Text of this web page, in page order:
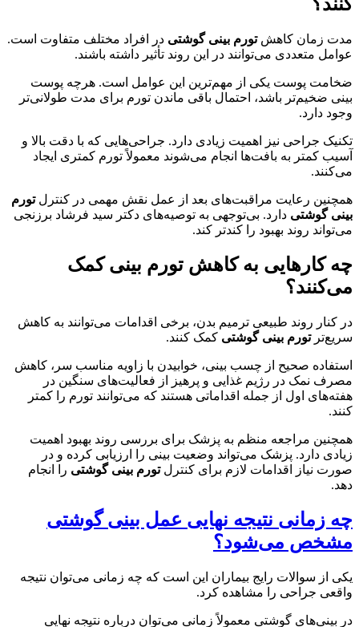
کنند؟
مدت زمان کاهشتورم بینی گوشتی در افراد مختلف متفاوت است.
عوامل متعددی می‌توانند در این روند تأثیر داشته باشند.
ضخامت پوست یکی از مهم‌ترین این عوامل است. هرچه پوست
بینی ضخیم‌تر باشد، احتمال باقی ماندن تورم برای مدت طولانی‌تر
وجود دارد.
تکنیک جراحی نیز اهمیت زیادی دارد. جراحی‌هایی که با دقت بالا و
آسیب کمتر به بافت‌ها انجام می‌شوند معمولاً تورم کمتری ایجاد
می‌کنند.
همچنین رعایت مراقبت‌های بعد از عمل نقش مهمی در کنترلتورم
بینی گوشتی دارد. بی‌توجهی به توصیه‌های دکتر سید فرشاد برزنجی
می‌تواند روند بهبود را کندتر کند.
چه کارهایی به کاهش تورم بینی کمک
می‌کنند؟
در کنار روند طبیعی ترمیم بدن، برخی اقدامات می‌توانند به کاهش
سریع‌ترتورم بینی گوشتی کمک کنند.
استفاده صحیح از چسب بینی، خوابیدن با زاویه مناسب سر، کاهش
مصرف نمک در رژیم غذایی و پرهیز از فعالیت‌های سنگین در
هفته‌های اول از جمله اقداماتی هستند که می‌توانند تورم را کمتر
کنند.
همچنین مراجعه منظم به پزشک برای بررسی روند بهبود اهمیت
زیادی دارد. پزشک می‌تواند وضعیت بینی را ارزیابی کرده و در
صورت نیاز اقدامات لازم برای کنترلتورم بینی گوشتی را انجام
دهد.
چه زمانی نتیجه نهایی عمل بینی گوشتی
مشخص می‌شود؟
یکی از سوالات رایج بیماران این است که چه زمانی می‌توان نتیجه
واقعی جراحی را مشاهده کرد.
در بینی‌های گوشتی معمولاً زمانی می‌توان درباره نتیجه نهایی